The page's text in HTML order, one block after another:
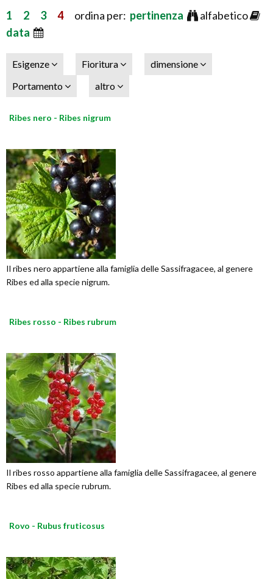
1 2 3 4ordina per: pertinenza
alfabetico
data
Esigenze Fioritura
dimensione
Portamento
altro
Ribes nero - Ribes nigrum
Il ribes nero appartiene alla famiglia delle Sassifragacee, al genere
Ribes ed alla specie nigrum.
Ribes rosso - Ribes rubrum
Il ribes rosso appartiene alla famiglia delle Sassifragacee, al genere
Ribes ed alla specie rubrum.
Rovo - Rubus fruticosus